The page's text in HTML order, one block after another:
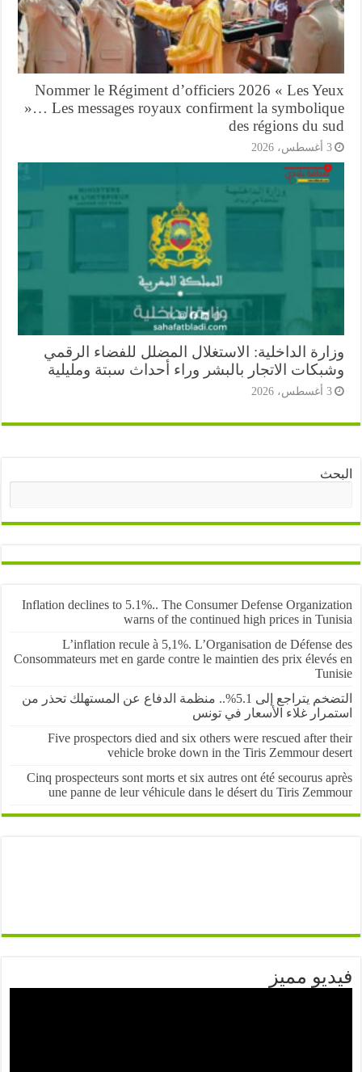
Nommer le Régiment d’officiers 2026 « Les
»… Les messages royaux confirment la
des régions du
الداخلية: الاستغلال المضلل للفضاء الرقمي
الاتجار بالبشر وراء أحداث سبتة ومليلية
Inflation declines to 5.1%.. The Consumer Defense
warns of the continued high prices in
L’inflation recule à 5,1%. L’Organisation de
Consommateurs met en garde contre le maintien des prix
التضخم يتراجع إلى 5.1%.. منظمة الدفاع عن المستهلك تحذر من
غلاء الأسعار في تونس
Five prospectors died and six others were rescued after
vehicle broke down in the Tiris Zemmour
Cinq prospecteurs sont morts et six autres ont été secourus
une panne de leur véhicule dans le désert du Tiris
مميز